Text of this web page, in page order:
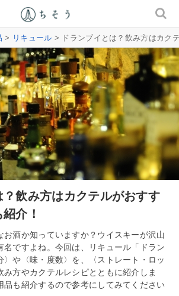
> リキュール > ドランブイとは？飲み方はカク
？飲み方はカクテルがおすす
介！
お酒か知っていますか？ウイスキーが沢山
名ですよね。今回は、リキュール「ドラン
〉や〈味・度数〉を、〈ストレート・ロッ
み方やカクテルレシピとともに紹介しま
品も紹介するので参考にしてみてください